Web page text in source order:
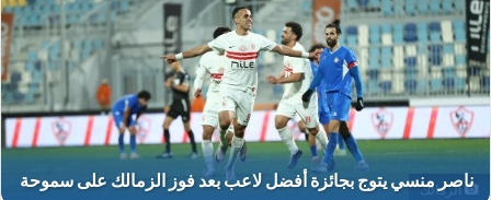
الزمالك